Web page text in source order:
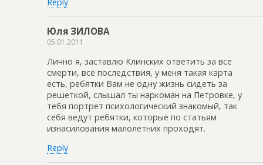
Юля ЗИЛОВА
05.01.2011
Лично я, заставлю Клинских ответить за все
смерти, все последствия, у меня такая карта
есть, ребятки Вам не одну жизнь сидеть за
решеткой, слышал ты наркоман на Петровке, у
тебя портрет психологический знакомый, так
себя ведут ребятки, которые по статьям
изнасилования малолетних проходят.
Reply